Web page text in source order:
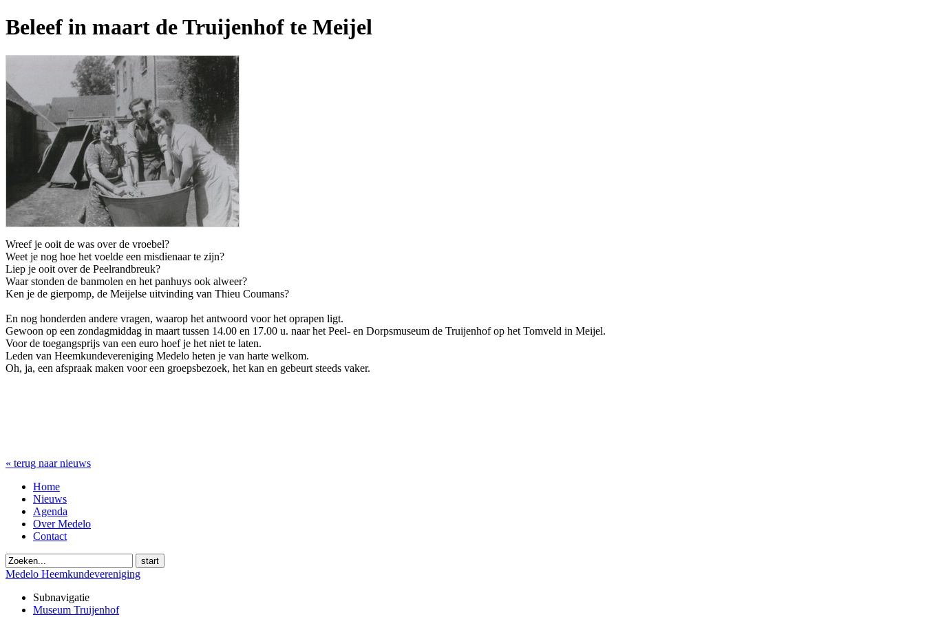
Beleef in maart de Truijenhof te Meijel
Wreef je ooit de was over de vroebel?
Weet je nog hoe het voelde een misdienaar te zijn?
Liep je ooit over de Peelrandbreuk?
Waar stonden de banmolen en het panhuys ook alweer?
Ken je de gierpomp, de Meijelse uitvinding van Thieu Coumans?
En nog honderden andere vragen, waarop het antwoord voor het oprapen ligt.
Gewoon op een zondagmiddag in maart tussen 14.00 en 17.00 u. naar het Peel- en Dorpsmuseum de Truijenhof op het Tomveld in Meijel.
Voor de toegangsprijs van een euro hoef je het niet te laten.
Leden van Heemkundevereniging Medelo heten je van harte welkom.
Oh, ja, een afspraak maken voor een groepsbezoek, het kan en gebeurt steeds vaker.
« terug naar nieuws
Home
Nieuws
Agenda
Over Medelo
Contact
start
Medelo Heemkundevereniging
Subnavigatie
Museum Truijenhof